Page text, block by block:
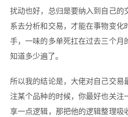
扰动也好，总归是要纳入到自己的
系去分析和交易，才能在事物变化
手，一味的多单死扛在过去三个月
知道多少遍了。
所以我的结论是，大佬对自己交易
注某个品种的时候，你最好也关注
享一点逻辑，那把他的逻辑整理吸